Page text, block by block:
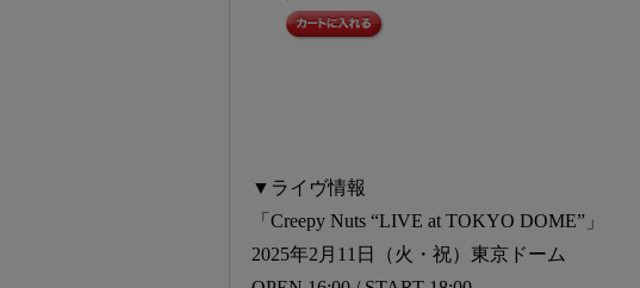
▼ライヴ情報
「Creepy Nuts “LIVE at TOKYO DOME”」
2025年2月11日（火・祝）東京ドーム